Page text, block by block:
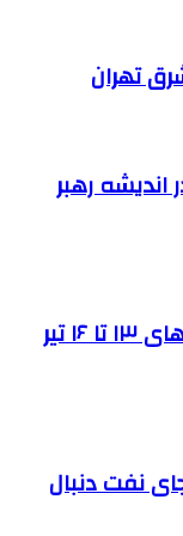
تهران
اندیشه رهبر
اتحادیه های صنفی تهران در روزهای ۱۳ تا ۱۶ تیر
نفت دنبال